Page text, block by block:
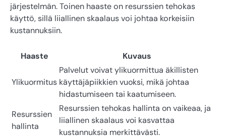
järjestelmän. Toinen haaste on resurssien tehokas
käyttö, sillä liiallinen skaalaus voi johtaa korkeisiin
kustannuksiin.
Haaste Kuvaus
Ylikuormitus
Palvelut voivat ylikuormittua äkillisten
käyttäjäpiikkien vuoksi, mikä johtaa
hidastumiseen tai kaatumiseen.
Resurssien
hallinta
Resurssien tehokas hallinta on vaikeaa, ja
liiallinen skaalaus voi kasvattaa
kustannuksia merkittävästi.